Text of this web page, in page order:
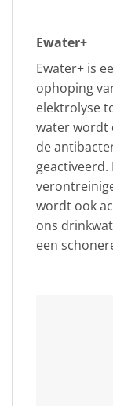
Ewater+
Ewater+ is
ophoping
elektrolyse
water wordt
de
wordt ook
ons
een